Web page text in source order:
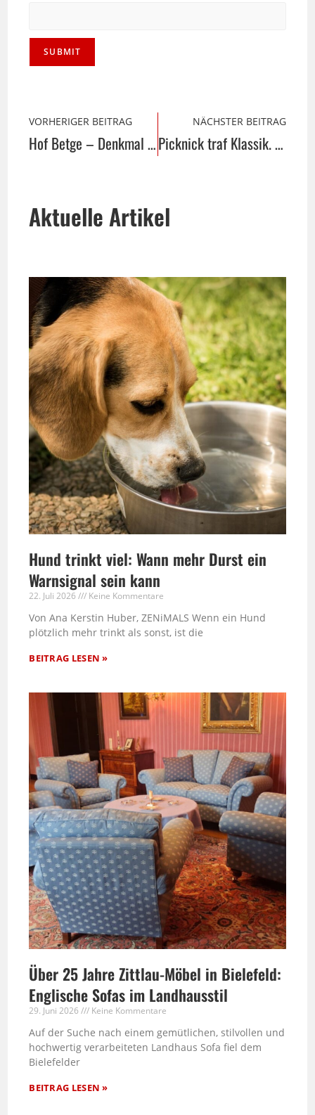
VORHERIGER BEITRAG
Hof Betge – Denkmal des Monats Juni
NÄCHSTER BEITRAG
Picknick traf Klassik. Neptun & Vulcanus im Queller Naturbad
Aktuelle Artikel
Hund trinkt viel: Wann mehr Durst ein
Warnsignal sein kann
22. Juli 2026 Keine Kommentare
Von Ana Kerstin Huber, ZENiMALS Wenn ein Hund
plötzlich mehr trinkt als sonst, ist die
BEITRAG LESEN »
Über 25 Jahre Zittlau-Möbel in Bielefeld:
Englische Sofas im Landhausstil
29. Juni 2026 Keine Kommentare
Auf der Suche nach einem gemütlichen, stilvollen und
hochwertig verarbeiteten Landhaus Sofa fiel dem
Bielefelder
BEITRAG LESEN »